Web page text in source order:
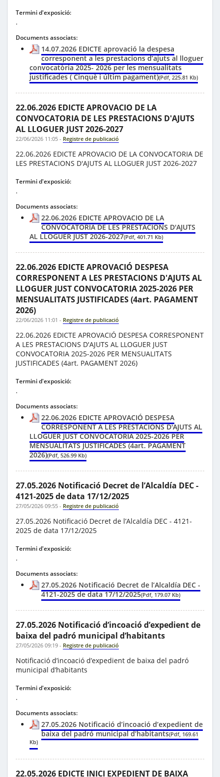
Termini d'exposició:
.
Documents associats:
14.07.2026 EDICTE aprovació la despesa
corresponent a les prestacions d’ajuts al lloguer
convocatòria 2025- 2026 per les mensualitats
justificades ( Cinquè i últim pagament)(Pdf, 225.81 Kb)
22.06.2026 EDICTE APROVACIO DE LA
CONVOCATORIA DE LES PRESTACIONS D'AJUTS
AL LLOGUER JUST 2026-2027
22/06/2026 11:05 - Registre de publicació
22.06.2026 EDICTE APROVACIO DE LA CONVOCATORIA DE
LES PRESTACIONS D'AJUTS AL LLOGUER JUST 2026-2027
Termini d'exposició:
.
Documents associats:
22.06.2026 EDICTE APROVACIO DE LA
CONVOCATORIA DE LES PRESTACIONS D'AJUTS
AL LLOGUER JUST 2026-2027(Pdf, 401.71 Kb)
22.06.2026 EDICTE APROVACIÓ DESPESA
CORRESPONENT A LES PRESTACIONS D'AJUTS AL
LLOGUER JUST CONVOCATORIA 2025-2026 PER
MENSUALITATS JUSTIFICADES (4art. PAGAMENT
2026)
22/06/2026 11:01 - Registre de publicació
22.06.2026 EDICTE APROVACIÓ DESPESA CORRESPONENT
A LES PRESTACIONS D'AJUTS AL LLOGUER JUST
CONVOCATORIA 2025-2026 PER MENSUALITATS
JUSTIFICADES (4art. PAGAMENT 2026)
Termini d'exposició:
.
Documents associats:
22.06.2026 EDICTE APROVACIÓ DESPESA
CORRESPONENT A LES PRESTACIONS D'AJUTS AL
LLOGUER JUST CONVOCATORIA 2025-2026 PER
MENSUALITATS JUSTIFICADES (4art. PAGAMENT
2026)(Pdf, 526.99 Kb)
27.05.2026 Notificació Decret de l’Alcaldía DEC -
4121-2025 de data 17/12/2025
27/05/2026 09:55 - Registre de publicació
27.05.2026 Notificació Decret de l’Alcaldía DEC - 4121-
2025 de data 17/12/2025
Termini d'exposició:
.
Documents associats:
27.05.2026 Notificació Decret de l’Alcaldía DEC -
4121-2025 de data 17/12/2025(Pdf, 179.07 Kb)
27.05.2026 Notificació d’incoació d’expedient de
baixa del padró municipal d’habitants
27/05/2026 09:19 - Registre de publicació
Notificació d’incoació d’expedient de baixa del padró
municipal d’habitants
Termini d'exposició:
.
Documents associats:
27.05.2026 Notificació d’incoació d’expedient de
baixa del padró municipal d’habitants(Pdf, 169.61
Kb)
22.05.2026 EDICTE INICI EXPEDIENT DE BAIXA